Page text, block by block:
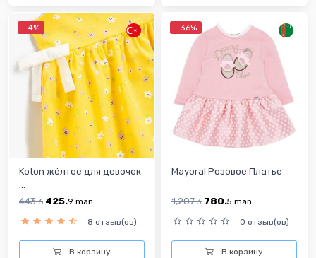
-4%
Koton жёлтое для девочек
443.6 425.9 man
8 отзыв(ов)
В корзину
-36%
Mayoral Розовое Платье
1,207.3 780.5 man
0 отзыв(ов)
В корзину